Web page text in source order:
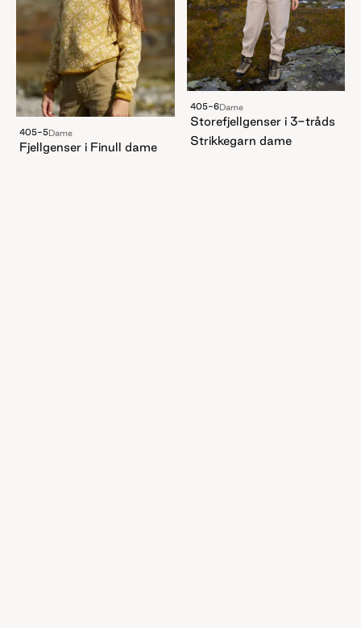
405-5Dame
Fjellgenser i Finull dame
405-6Dame
Storefjellgenser i 3-tråds
Strikkegarn dame